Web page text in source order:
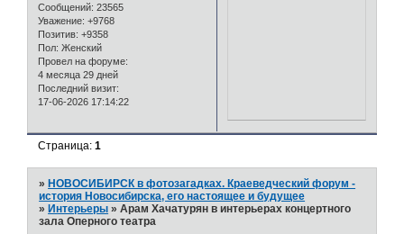
Сообщений: 23565
Уважение: +9768
Позитив: +9358
Пол: Женский
Провел на форуме:
4 месяца 29 дней
Последний визит:
17-06-2026 17:14:22
Страница:1
»НОВОСИБИРСК в фотозагадках. Краеведческий форум -
история Новосибирска, его настоящее и будущее
»Интерьеры »Арам Хачатурян в интерьерах концертного
зала Оперного театра